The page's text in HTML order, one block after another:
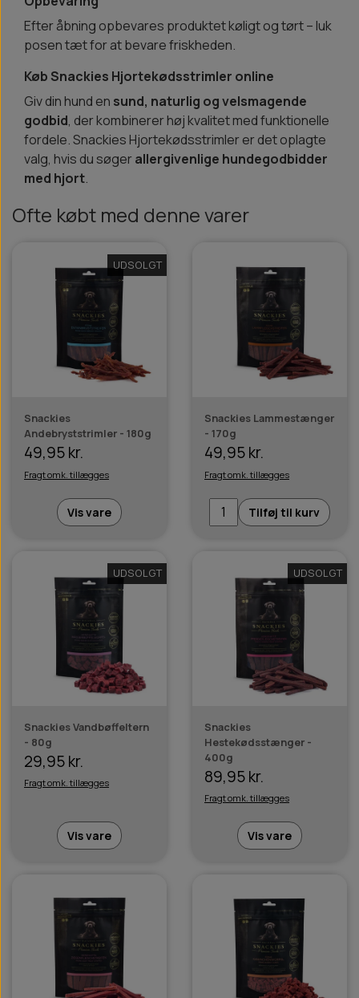
Efter åbning opbevares produktet køligt og tørt – luk
posen tæt for at bevare friskheden.
Køb Snackies Hjortekødsstrimler online
Giv din hund en sund, naturlig og velsmagende
godbid, der kombinerer høj kvalitet med funktionelle
fordele. Snackies Hjortekødsstrimler er det oplagte
valg, hvis du søgerallergivenlige hundegodbidder
med hjort.
Ofte købt med denne varer
UDSOLGT
Snackies
Andebryststrimler - 180g
49,95 kr.
Fragt omk. tillægges
Vis vare
Snackies Lammestænger
- 170g
49,95 kr.
Fragt omk. tillægges
Tilføj til kurv
UDSOLGT
Snackies Vandbøffeltern
- 80g
29,95 kr.
Fragt omk. tillægges
Vis vare
UDSOLGT
Snackies
Hestekødsstænger -
400g
89,95 kr.
Fragt omk. tillægges
Vis vare